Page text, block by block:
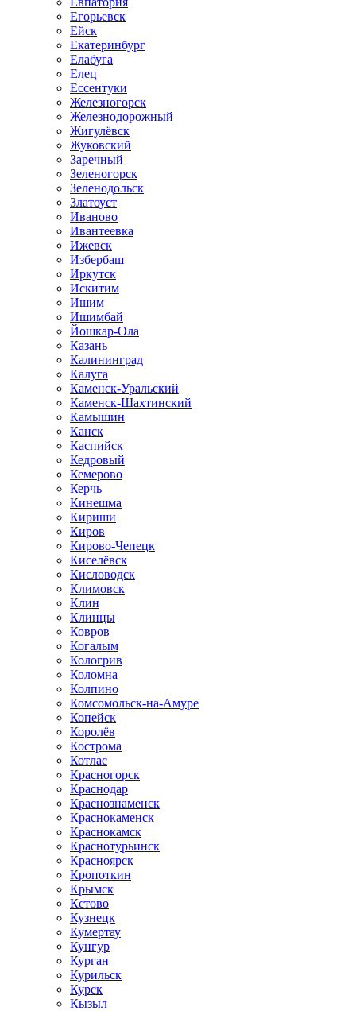
Егорьевск
Ейск
Екатеринбург
Елабуга
Елец
Ессентуки
Железногорск
Железнодорожный
Жигулёвск
Жуковский
Заречный
Зеленогорск
Зеленодольск
Златоуст
Иваново
Ивантеевка
Ижевск
Избербаш
Иркутск
Искитим
Ишим
Ишимбай
Йошкар-Ола
Казань
Калининград
Калуга
Каменск-Уральский
Каменск-Шахтинский
Камышин
Канск
Каспийск
Кедровый
Кемерово
Керчь
Кинешма
Кириши
Киров
Кирово-Чепецк
Киселёвск
Кисловодск
Климовск
Клин
Клинцы
Ковров
Когалым
Кологрив
Коломна
Колпино
Комсомольск-на-Амуре
Копейск
Королёв
Кострома
Котлас
Красногорск
Краснодар
Краснознаменск
Краснокаменск
Краснокамск
Краснотурьинск
Красноярск
Кропоткин
Крымск
Кстово
Кузнецк
Кумертау
Кунгур
Курган
Курильск
Курск
Кызыл